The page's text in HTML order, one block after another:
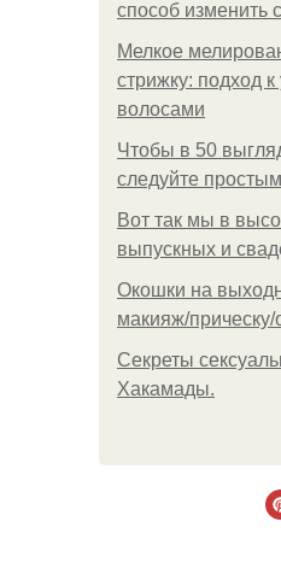
способ изменить
Мелкое
стрижку: подход к
волосами
Чтобы в 50
следуйте
Вот так мы в
выпускных и
Окошки на
макияж/прическу/
Секреты
Хакамады.